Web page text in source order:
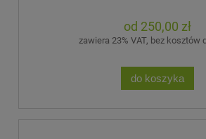
250,00 zł
zawiera 23% VAT, bez kosztów
do koszyka